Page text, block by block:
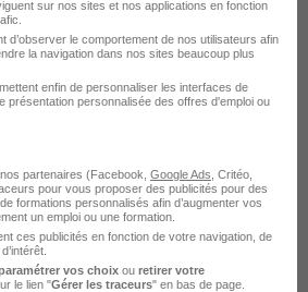
H/F
- 49 CDI
disponible depuis le 15/05/26
H/F
CDI 45 000 - 55 000 € / an
sur nos sites et nos applications en fonction
d’observer le comportement de nos utilisateurs afin
la navigation dans nos sites beaucoup plus
enfin de personnaliser les interfaces de
présentation personnalisée des offres d'emploi ou
nos partenaires (Facebook, Google Ads , Critéo,
pour vous proposer des publicités pour des
formations personnalisés afin d’augmenter vos
un emploi ou une formation.
ces publicités en fonction de votre navigation, de
vos choix ou retirer votre
le lien "Gérer les traceurs" en bas de page.